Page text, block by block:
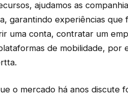
ajudamos as
garantindo experiências que
uma conta, contratar um
de mobilidade, por
o mercado há anos discute